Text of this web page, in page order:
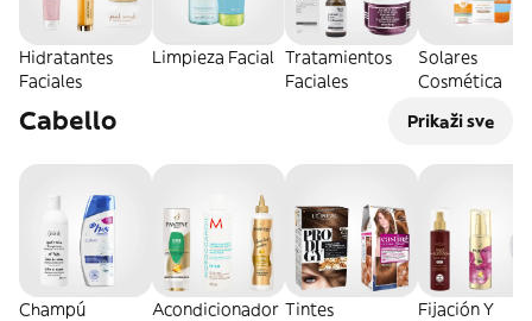
Hidratantes
Faciales
Limpieza Facial Tratamientos
Faciales
Solares
Cosmética
Cabello Prikaži sve
Champú
Acondicionador Tintes
Fijación Y